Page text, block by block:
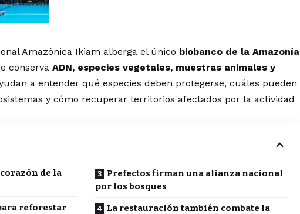
Amazónica Ikiam alberga el único biobanco de la Amazonía
conserva ADN, especies vegetales, muestras animales y
a entender qué especies deben protegerse, cuáles pueden
y cómo recuperar territorios afectados por la actividad
de la
reforestar
Prefectos firman una alianza nacional
por los bosques
La restauración también combate la